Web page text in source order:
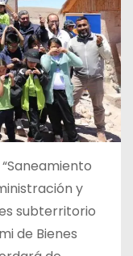
y
subterritorio
de Bienes